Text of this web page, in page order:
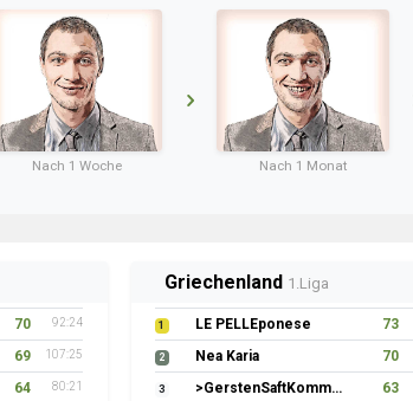
Nach 1 Woche Nach 1 Monat
70 92:24
69 107:25
64 80:21
Griechenland 1.Liga
1 LE PELLEponese 73
2 Nea Karia 70
3 >GerstenSaftKommando 63